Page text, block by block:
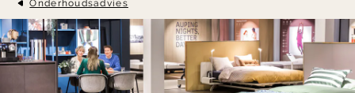
Onderhoudsadvies